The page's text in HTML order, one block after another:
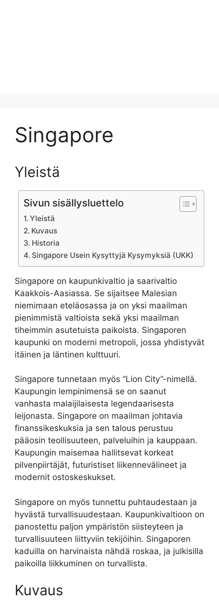
Singapore
Yleistä
Sivun sisällysluettelo
Yleistä
Kuvaus
Historia
Singapore Usein Kysyttyjä Kysymyksiä (UKK)
Singapore on kaupunkivaltio ja saarivaltio
Kaakkois-Aasiassa. Se sijaitsee Malesian
niemimaan eteläosassa ja on yksi maailman
pienimmistä valtioista sekä yksi maailman
tiheimmin asutetuista paikoista. Singaporen
kaupunki on moderni metropoli, jossa yhdistyvät
itäinen ja läntinen kulttuuri.
Singapore tunnetaan myös ”Lion City”-nimellä.
Kaupungin lempinimensä se on saanut
vanhasta malaijilaisesta legendaarisesta
leijonasta. Singapore on maailman johtavia
finanssikeskuksia ja sen talous perustuu
pääosin teollisuuteen, palveluihin ja kauppaan.
Kaupungin maisemaa hallitsevat korkeat
pilvenpiirtäjät, futuristiset liikennevälineet ja
modernit ostoskeskukset.
Singapore on myös tunnettu puhtaudestaan ja
hyvästä turvallisuudestaan. Kaupunkivaltioon on
panostettu paljon ympäristön siisteyteen ja
turvallisuuteen liittyviin tekijöihin. Singaporen
kaduilla on harvinaista nähdä roskaa, ja julkisilla
paikoilla liikkuminen on turvallista.
Kuvaus